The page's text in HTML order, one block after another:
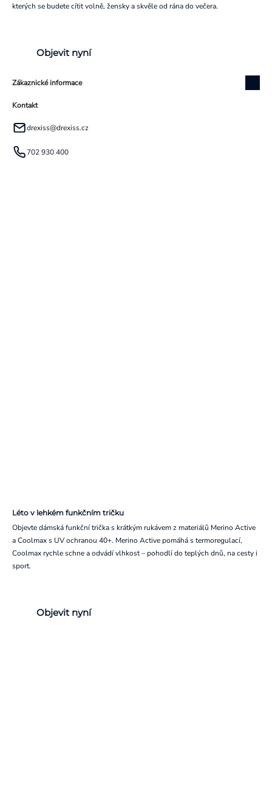
kterých se budete cítit volně, žensky a skvěle od rána do večera.
Objevit nyní
Zákaznické informace
Kontakt
drexiss@drexiss.cz
702 930 400
Léto v lehkém funkčním tričku
Objevte dámská funkční trička s krátkým rukávem z materiálů Merino Active
a Coolmax s UV ochranou 40+. Merino Active pomáhá s termoregulací,
Coolmax rychle schne a odvádí vlhkost – pohodlí do teplých dnů, na cesty i
sport.
Objevit nyní